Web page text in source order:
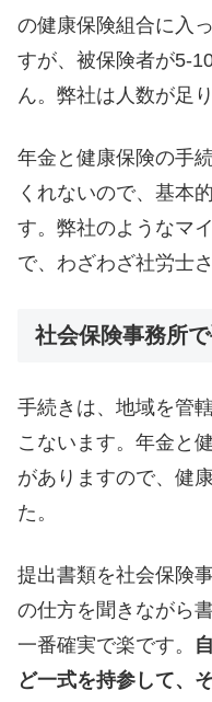
の健康保険組合に入
すが、被保険者が5-
ん。弊社は人数が足
年金と健康保険の手
くれないので、基本
す。弊社のようなマ
で、わざわざ社労士
社会保険事務所
手続きは、地域を管
こないます。年金と
がありますので、健
た。
提出書類を社会保険
の仕方を聞きながら
一番確実で楽です。
ど一式を持参して、